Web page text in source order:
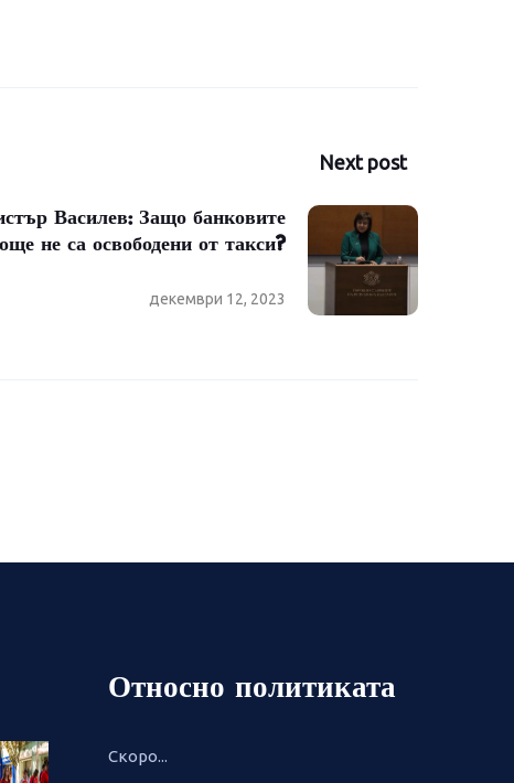
Next post
Василев: Защо банковите
не са освободени от такси?
декември 12, 2023
Относно политиката
Скоро...